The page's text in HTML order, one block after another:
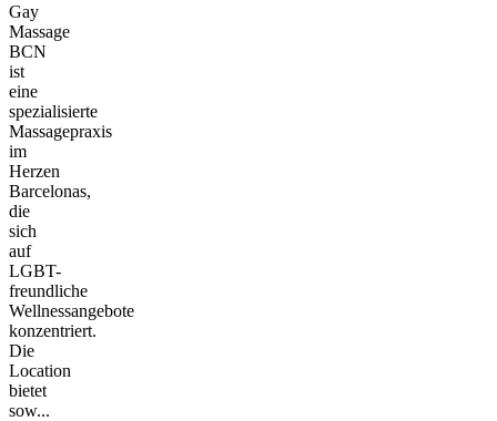
Gay
Massage
BCN
ist
eine
spezialisierte
Massagepraxis
im
Herzen
Barcelonas,
die
sich
auf
LGBT-
freundliche
Wellnessangebote
konzentriert.
Die
Location
bietet
sow...